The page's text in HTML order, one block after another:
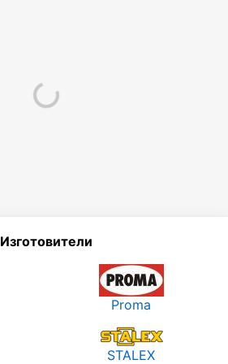
Изготовители
Proma
STALEX